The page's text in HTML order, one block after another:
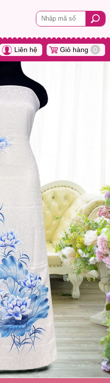
Liên hệ Giỏ hàng 0